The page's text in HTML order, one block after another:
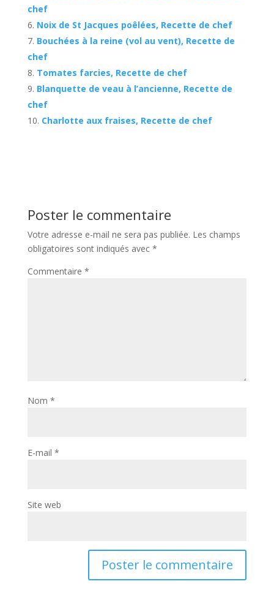
chef
Noix de St Jacques poêlées, Recette de chef
Bouchées à la reine (vol au vent), Recette de
chef
Tomates farcies, Recette de chef
Blanquette de veau à l’ancienne, Recette de
chef
Charlotte aux fraises, Recette de chef
Poster le commentaire
Votre adresse e-mail ne sera pas publiée. Les champs
obligatoires sont indiqués avec *
Commentaire *
Nom *
E-mail *
Site web